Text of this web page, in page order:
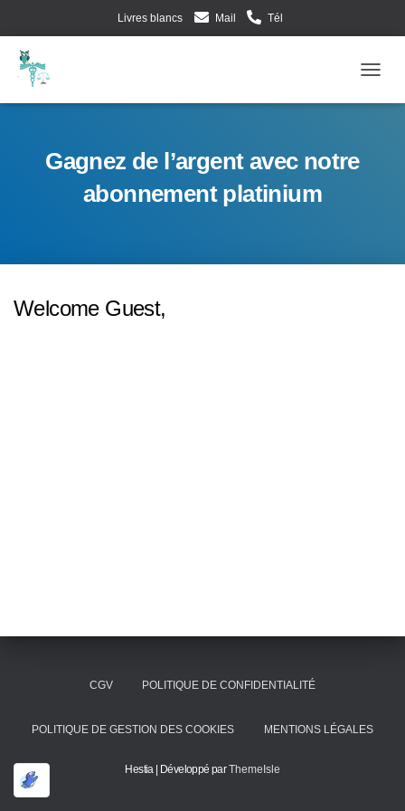
Livres blancs Mail Tél
Gagnez de l’argent avec notre
abonnement platinium
Welcome Guest,
CGV POLITIQUE DE CONFIDENTIALITÉ
POLITIQUE DE GESTION DES COOKIES MENTIONS LÉGALES
Hestia | Développé parThemeIsle